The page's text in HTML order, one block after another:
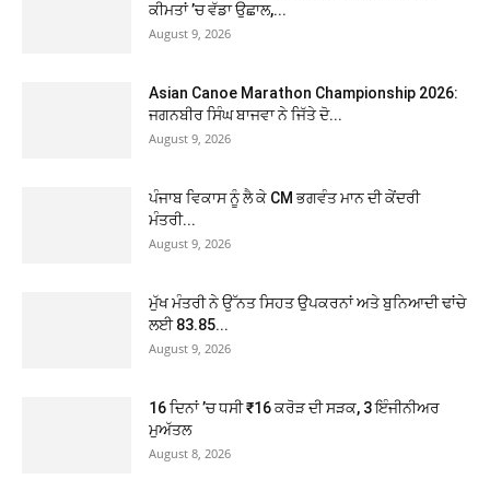
ਕੀਮਤਾਂ ’ਚ ਵੱਡਾ ਉਛਾਲ,...
August 9, 2026
Asian Canoe Marathon Championship 2026:
ਜਗਨਬੀਰ ਸਿੰਘ ਬਾਜਵਾ ਨੇ ਜਿੱਤੇ ਦੋ...
August 9, 2026
ਪੰਜਾਬ ਵਿਕਾਸ ਨੂੰ ਲੈ ਕੇ CM ਭਗਵੰਤ ਮਾਨ ਦੀ ਕੇਂਦਰੀ
ਮੰਤਰੀ...
August 9, 2026
ਮੁੱਖ ਮੰਤਰੀ ਨੇ ਉੱਨਤ ਸਿਹਤ ਉਪਕਰਨਾਂ ਅਤੇ ਬੁਨਿਆਦੀ ਢਾਂਚੇ
ਲਈ 83.85...
August 9, 2026
16 ਦਿਨਾਂ ’ਚ ਧਸੀ ₹16 ਕਰੋੜ ਦੀ ਸੜਕ, 3 ਇੰਜੀਨੀਅਰ
ਮੁਅੱਤਲ
August 8, 2026